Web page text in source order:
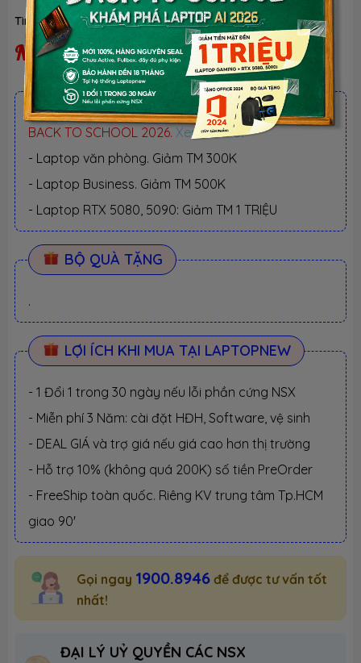
Tình trạng: Ngừng kinh doanh | Loại:Hàng chính hãng
Ngừng kinh doanh
ƯU ĐÃI TỐT NHẤT TRONG NĂM
BACK TO SCHOOL 2026. Xem chi tiết
- Laptop văn phòng. Giảm TM 300K
- Laptop Business. Giảm TM 500K
- Laptop RTX 5080, 5090: Giảm TM 1 TRIỆU
BỘ QUÀ TẶNG
.
LỢI ÍCH KHI MUA TẠI LAPTOPNEW
- 1 Đổi 1 trong 30 ngày nếu lỗi phần cứng NSX
- Miễn phí 3 Năm: cài đặt HĐH, Software, vệ sinh
- DEAL GIÁ và trợ giá nếu giá cao hơn thị trường
- Hỗ trợ 10% (không quá 200K) số tiền PreOrder
- FreeShip toàn quốc. Riêng KV trung tâm Tp.HCM
giao 90'
Gọi ngay 1900.8946 để được tư vấn tốt
nhất!
ĐẠI LÝ UỶ QUYỀN CÁC NSX